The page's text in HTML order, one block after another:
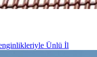
Ünlü İl